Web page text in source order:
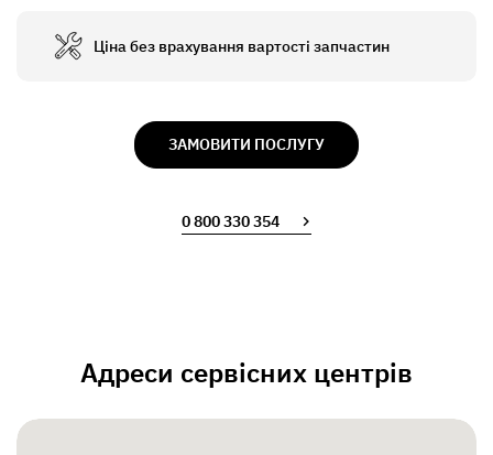
Ціна без врахування вартості запчастин
ЗАМОВИТИ ПОСЛУГУ
0 800 330 354
Адреси сервісних центрів